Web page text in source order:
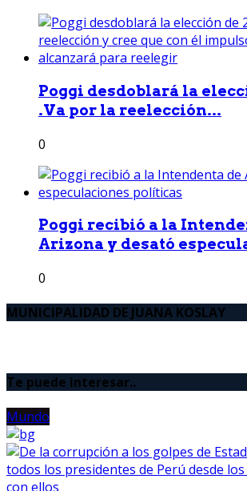
Poggi desdoblará la
.Va por la reelección...
0
Poggi recibió a la
Arizona y desató
0
MUNICIPALIDAD DE JUANA KOSLAY
Te puede interesar..
Mundo